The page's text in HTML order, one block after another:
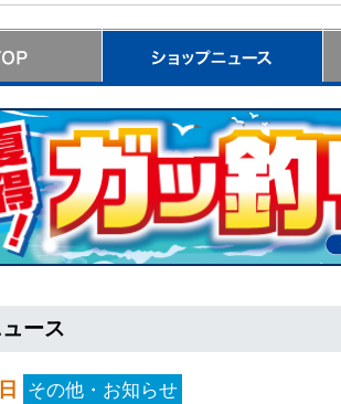
ース
その他・お知らせ